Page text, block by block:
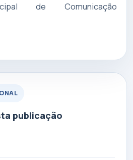
de Comunicação
publicação